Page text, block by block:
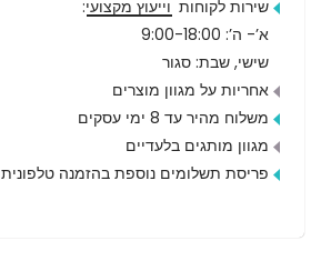
שירות לקוחות וייעוץ מקצועי:
א’- ה’: 9:00-18:00
שישי, שבת: סגור
אחריות על מגוון מוצרים
משלוח מהיר עד 8 ימי עסקים
מגוון מותגים בלעדיים
פריסת תשלומים נוספת בהזמנה טלפונית